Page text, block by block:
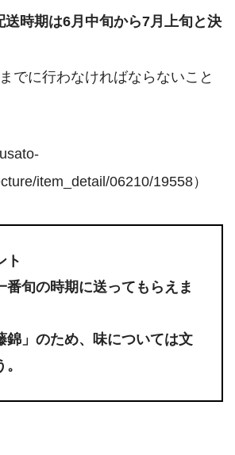
送時期は6月中旬から7月上旬と決
でに行わなければならないこと
item_detail/06210/19558）
ト
番旬の時期に送ってもらえま
錦」のため、味については文